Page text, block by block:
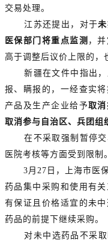
交易处理。
江苏还提出，对于
医保部门将重点监测 ，
高于调整后议价上限的，
新疆在文件中指出
报、瞒报的，一经查实
产品及生产企业给予取
取消参与自治区、兵团组
在不采取强制暂停
医院考核等方面受到限制。
3月27日，上海市医
药品集中采购和使用有关
有保证且价格适宜的未
药品的前提下继续采购。
对未中选药品不采取